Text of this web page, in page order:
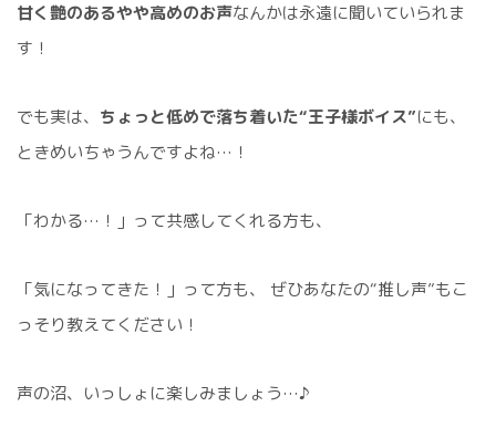
甘く艶のあるやや高めのお声なんかは永遠に聞いていられま
す！
でも実は、 ちょっと低めで落ち着いた“王子様ボイス”にも、
ときめいちゃうんですよね…！
「わかる…！」って共感してくれる方も、
「気になってきた！」って方も、 ぜひあなたの“推し声”もこ
っそり教えてください！
声の沼、いっしょに楽しみましょう…♪